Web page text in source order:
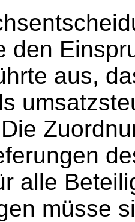
den
aus,
alle
müsse